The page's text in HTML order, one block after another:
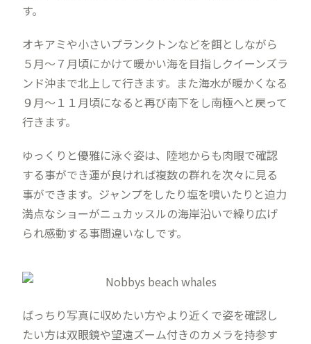
す。
オキアミや小さいプランクトンなどを餌としながら
５月〜７月頃にかけて暖かい海を目指しクイーンズラ
ンド沖まで北上して行きます。また海水が暖かくなる
９月〜１１月頃になると再び南下をし南極へと戻って
行きます。
ゆっくりと優雅に泳ぐ姿は、陸地からも肉眼で確認
する事ができ運が良ければ複数の群れを次々に見る
事ができます。ジャンプをしたり塩を噴いたりと迫力
満点なショーがニュカッスルの海岸沿いで繰り広げ
られ感動する事間違いなしです。
ばっちり写真に収めたい方やより近くで姿を確認し
たい方は双眼鏡や望遠ズーム付きのカメラを持参す